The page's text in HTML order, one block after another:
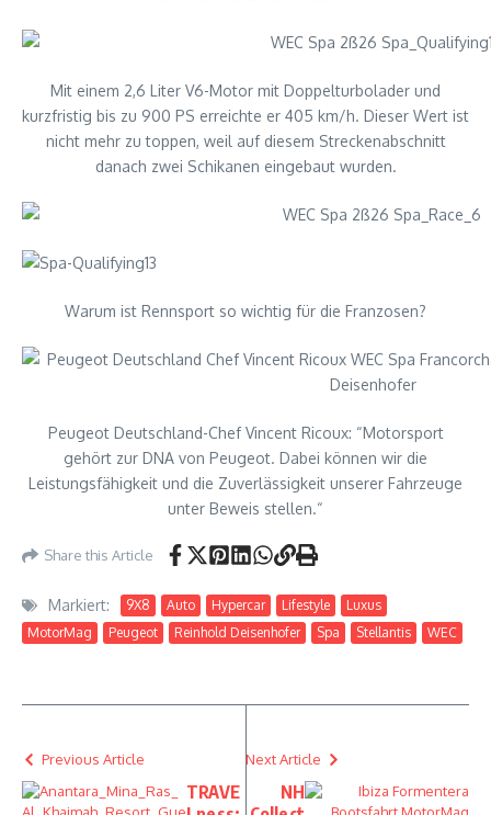
Mit einem 2,6 Liter V6-Motor mit Doppelturbolader und
kurzfristig bis zu 900 PS erreichte er 405 km/h. Dieser Wert ist
nicht mehr zu toppen, weil auf diesem Streckenabschnitt
danach zwei Schikanen eingebaut wurden.
Warum ist Rennsport so wichtig für die Franzosen?
Peugeot Deutschland-Chef Vincent Ricoux: “Motorsport
gehört zur DNA von Peugeot. Dabei können wir die
Leistungsfähigkeit und die Zuverlässigkeit unserer Fahrzeuge
unter Beweis stellen.“
Share this Article
Markiert: 9X8 Auto Hypercar Lifestyle
Luxus
MotorMag
Peugeot Reinhold Deisenhofer Spa Stellantis WEC
Previous Article
TRAVE
Next Article
NH